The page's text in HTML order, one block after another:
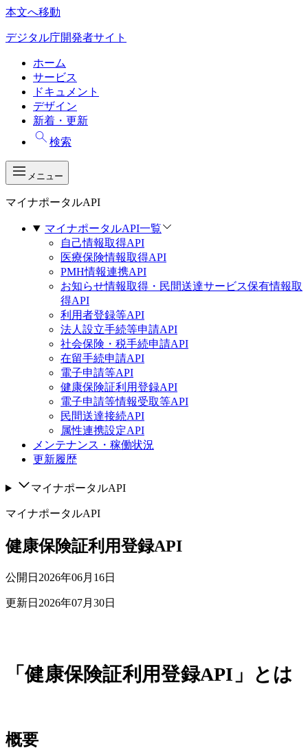
本文へ移動
デジタル庁開発者サイト
ホーム
サービス
ドキュメント
デザイン
新着・更新
検索
メニュー
マイナポータルAPI
マイナポータルAPI一覧
自己情報取得API
医療保険情報取得API
PMH情報連携API
お知らせ情報取得・民間送達サービス保有情報取
得API
利用者登録等API
法人設立手続等申請API
社会保険・税手続申請API
在留手続申請API
電子申請等API
健康保険証利用登録API
電子申請等情報受取等API
民間送達接続API
属性連携設定API
メンテナンス・稼働状況
更新履歴
マイナポータルAPI
マイナポータルAPI
健康保険証利用登録API
公開日 2026年06月16日
更新日 2026年07月30日
「健康保険証利用登録API」とは
概要